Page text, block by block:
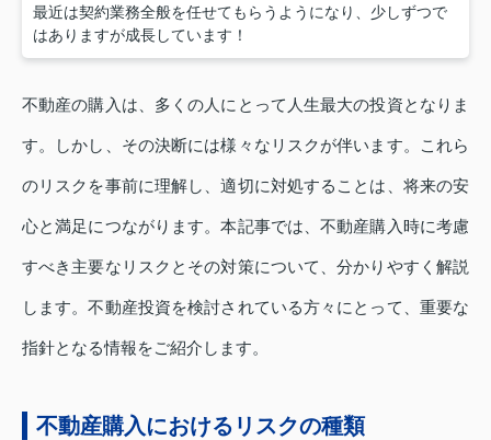
最近は契約業務全般を任せてもらうようになり、少しずつで
はありますが成長しています！
不動産の購入は、多くの人にとって人生最大の投資となりま
す。しかし、その決断には様々なリスクが伴います。これら
のリスクを事前に理解し、適切に対処することは、将来の安
心と満足につながります。本記事では、不動産購入時に考慮
すべき主要なリスクとその対策について、分かりやすく解説
します。不動産投資を検討されている方々にとって、重要な
指針となる情報をご紹介します。
不動産購入におけるリスクの種類